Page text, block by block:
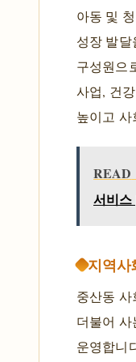
아동 및
성장 발
구성원으
사업, 건
높이고
READ
서비스
지역사
중산동
더불어
운영합니